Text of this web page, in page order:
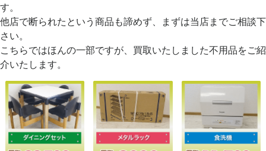
す。
他店で断られたという商品も諦めず、まずは当店までご相談下
さい。
こちらではほんの一部ですが、買取いたしました不用品をご紹
介いたします。